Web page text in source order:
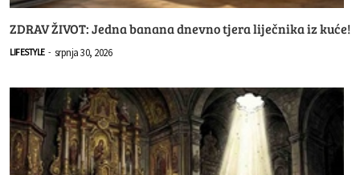
ZDRAV ŽIVOT: Jedna banana dnevno tjera liječnika iz kuće!
LIFESTYLE - srpnja 30, 2026